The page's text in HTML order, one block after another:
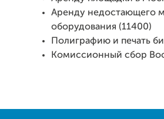
Аренду недостающего
оборудования (11400)
Полиграфию и печать
Комиссионный сбор